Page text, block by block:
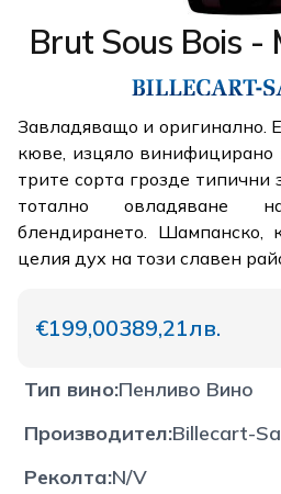
Brut Sous Bois -
Завладяващо и оригинално.
кюве, изцяло
трите сорта грозде
тотално овладяване
блендирането. Шампанско,
целия дух на този славен
€199,00389,21лв.
Тип вино:Пенливо Вино
Производител:Billecart-
Реколта:N/V